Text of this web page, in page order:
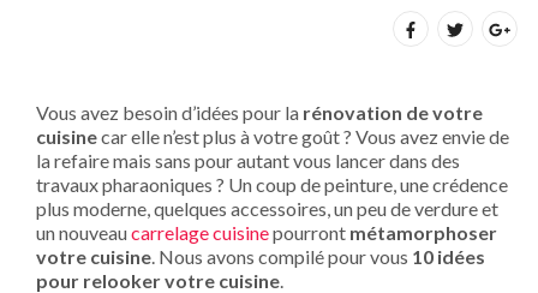
Vous avez besoin d’idées pour la rénovation de votre
cuisinecar elle n’est plus à votre goût ? Vous avez envie de
la refaire mais sans pour autant vous lancer dans des
travaux pharaoniques ? Un coup de peinture, une crédence
plus moderne, quelques accessoires, un peu de verdure et
un nouveaucarrelage cuisinepourront métamorphoser
votre cuisine. Nous avons compilé pour vous 10 idées
pour relooker votre cuisine.